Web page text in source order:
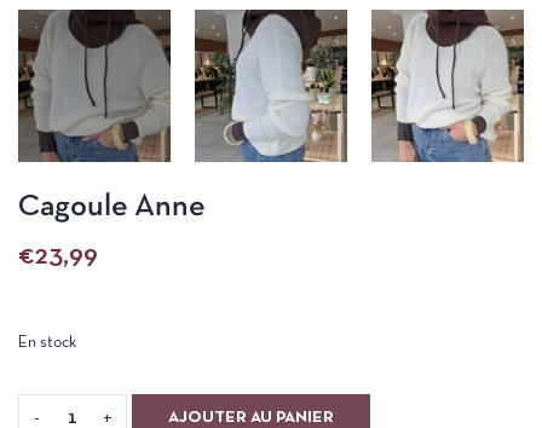
Cagoule Anne
€23,99
En stock
AJOUTER AU PANIER